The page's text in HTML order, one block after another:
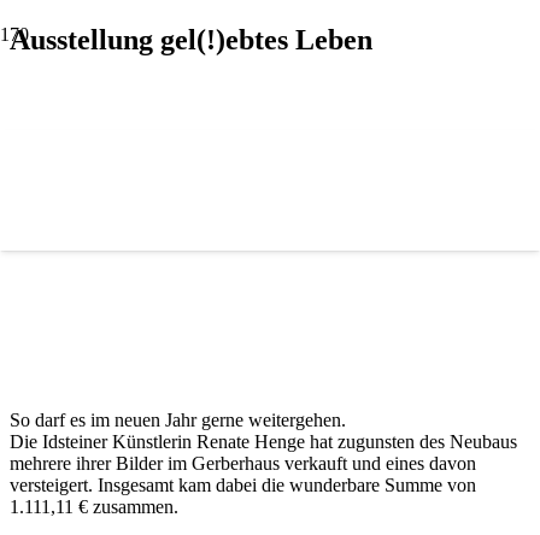
Ausstellung gel(!)ebtes Leben
So darf es im neuen Jahr gerne weitergehen.
Die Idsteiner Künstlerin Renate Henge hat zugunsten des Neubaus
mehrere ihrer Bilder im Gerberhaus verkauft und eines davon
versteigert. Insgesamt kam dabei die wunderbare Summe von
1.111,11 € zusammen.